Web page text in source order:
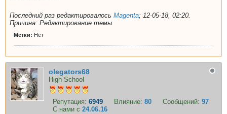
Последний раз редактировалось Magenta; 12-05-18, 02:20.
Причина: Редактирование темы
Метки: Нет
olegators68
High School
Репутация: 6949 Влияние: 80 Сообщений: 97
С нами с 24.06.16